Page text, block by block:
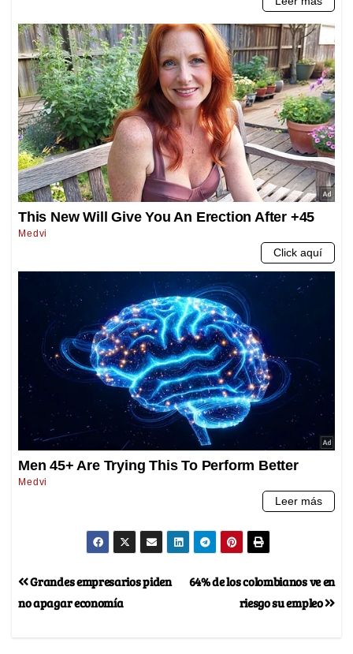
64% de los colombianos ve en
riesgo su empleo
Grandes empresarios piden
no apagar economía